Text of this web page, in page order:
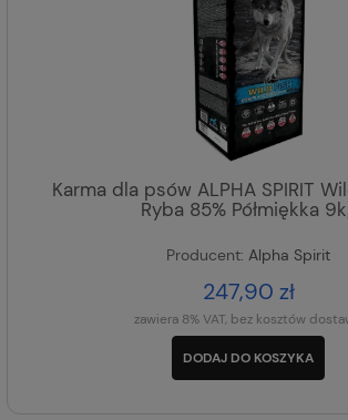
Karma dla psów ALPHA SPIRIT
Ryba 85% Półmiękka
Producent: Alpha Spirit
247,90 zł
zawiera 8% VAT, bez kosztów
DODAJ DO KOSZYKA